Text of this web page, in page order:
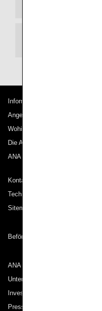
Informationen zu ANA
Angebote und Ankündigungen
Wohin wir reisen
Die ANA Experience
ANA Mileage Club
Kontakt zu ANA
Technische Hilfe (Barrierefreiheit)
Sitemap
Beförderungsbedingungen
ANA Group
Unternehmen der ANA Group
Investor Relations
Pressemeldungen